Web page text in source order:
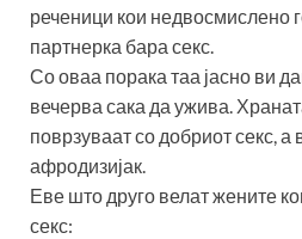
реченици кои недвосмислено
партнерка бара секс.
Со оваа порака таа јасно ви
вечерва сака да ужива.
поврзуваат со добриот секс, а
афродизијак.
Еве што друго велат жените
секс: